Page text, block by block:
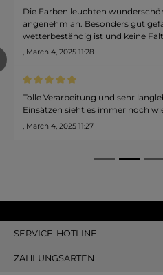
Durchschnittliche Bewertung
Die Farben leuchten
angenehm an. Besonders gut
wetterbeständig ist und keine
, March 4, 2025 11:28
Durchschnittliche Bewertung von
Tolle Verarbeitung und sehr
Einsätzen sieht es immer noch
, March 4, 2025 11:27
SERVICE-HOTLINE
ZAHLUNGSARTEN